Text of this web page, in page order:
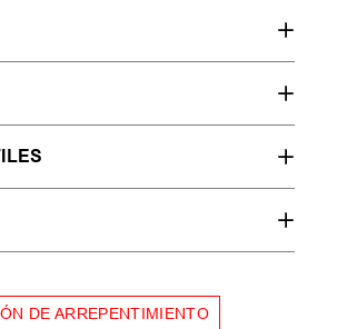
DE ARREPENTIMIENTO